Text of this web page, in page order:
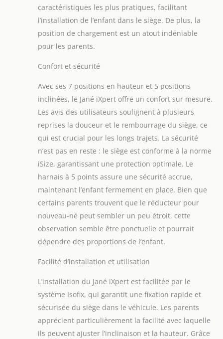
caractéristiques les plus pratiques, facilitant
l’installation de l’enfant dans le siège. De plus, la
position de chargement est un atout indéniable
pour les parents.
Confort et sécurité
Avec ses 7 positions en hauteur et 5 positions
inclinées, le Jané iXpert offre un confort sur mesure.
Les avis des utilisateurs soulignent à plusieurs
reprises la douceur et le rembourrage du siège, ce
qui est crucial pour les longs trajets. La sécurité
n’est pas en reste : le siège est conforme à la norme
iSize, garantissant une protection optimale. Le
harnais à 5 points assure une sécurité accrue,
maintenant l’enfant fermement en place. Bien que
certains parents trouvent que le réducteur pour
nouveau-né peut sembler un peu étroit, cette
observation semble être ponctuelle et pourrait
dépendre des proportions de l’enfant.
Facilité d’installation et utilisation
L’installation du Jané iXpert est facilitée par le
système Isofix, qui garantit une fixation rapide et
sécurisée du siège dans le véhicule. Les parents
apprécient particulièrement la facilité avec laquelle
ils peuvent ajuster l’inclinaison et la hauteur. Grâce